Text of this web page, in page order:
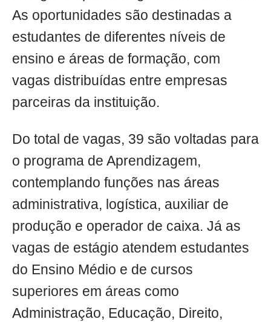
As oportunidades são destinadas a
estudantes de diferentes níveis de
ensino e áreas de formação, com
vagas distribuídas entre empresas
parceiras da instituição.
Do total de vagas, 39 são voltadas para
o programa de Aprendizagem,
contemplando funções nas áreas
administrativa, logística, auxiliar de
produção e operador de caixa. Já as
vagas de estágio atendem estudantes
do Ensino Médio e de cursos
superiores em áreas como
Administração, Educação, Direito,